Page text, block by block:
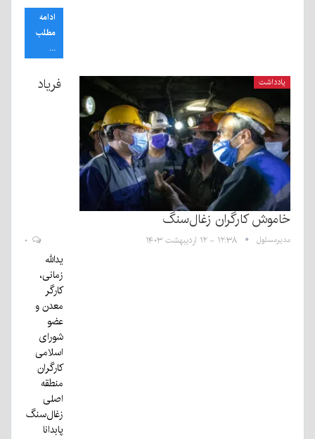
ادامه
مطلب
...
یادداشت فریاد
خاموش کارگران زغال‌سنگ
مدیرمسئول ۱۲:۳۸ - ۱۲ اردیبهشت ۱۴۰۳
یدالله
زمانی،
کارگر
معدن و
عضو
شورای
اسلامی
کارگران
منطقه
اصلی
زغال‌سنگ
پابدانا